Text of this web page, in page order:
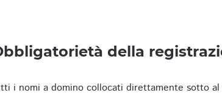
della
i nomi a domino collocati direttamente sotto